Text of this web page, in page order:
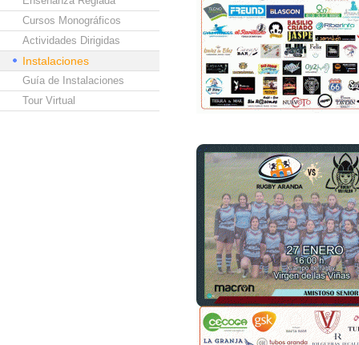
Cursos Monográficos
Actividades Dirigidas
Instalaciones
Guía de Instalaciones
Tour Virtual